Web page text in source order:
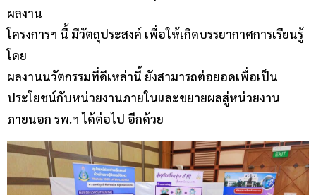
ผลงาน
โครงการฯ นี้ มีวัตถุประสงค์ เพื่อให้เกิดบรรยากาศการเรียนรู้
โดย
ผลงานนวัตกรรมที่ดีเหล่านี้ ยังสามารถต่อยอดเพื่อเป็น
ประโยชน์กับหน่วยงานภายในและขยายผลสู่หน่วยงาน
ภายนอก รพ.ฯ ได้ต่อไป อีกด้วย